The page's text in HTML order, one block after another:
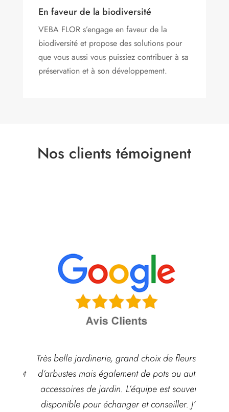
En faveur de la biodiversité
VEBA FLOR s’engage en faveur de la
biodiversité et propose des solutions pour
que vous aussi vous puissiez contribuer à sa
préservation et à son développement.
Nos clients témoignent
Très belle jardinerie, grand choix de fleurs et
d’arbustes mais également de pots ou autre
accessoires de jardin. L’équipe est souvent
disponible pour échanger et conseiller. J’y